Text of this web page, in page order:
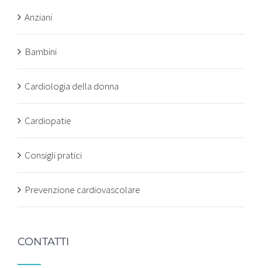
Anziani
Bambini
Cardiologia della donna
Cardiopatie
Consigli pratici
Prevenzione cardiovascolare
CONTATTI